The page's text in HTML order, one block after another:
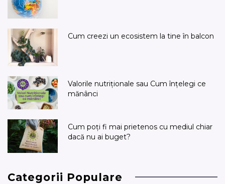
Cum creezi un ecosistem la tine în balcon
Valorile nutriționale sau Cum înțelegi ce
mănânci
Cum poți fi mai prietenos cu mediul chiar
dacă nu ai buget?
Categorii Populare